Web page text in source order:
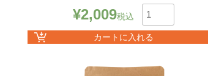
¥2,009税込
数
カートに入れる